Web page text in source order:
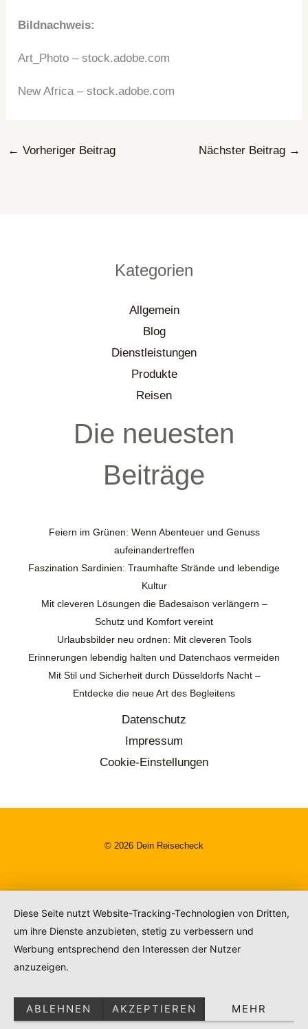
Bildnachweis:
Art_Photo – stock.adobe.com
New Africa – stock.adobe.com
← Vorheriger Beitrag Nächster Beitrag →
Kategorien
Allgemein
Blog
Dienstleistungen
Produkte
Reisen
Die neuesten
Beiträge
Feiern im Grünen: Wenn Abenteuer und Genuss
aufeinandertreffen
Faszination Sardinien: Traumhafte Strände und lebendige
Kultur
Mit cleveren Lösungen die Badesaison verlängern –
Schutz und Komfort vereint
Urlaubsbilder neu ordnen: Mit cleveren Tools
Erinnerungen lebendig halten und Datenchaos vermeiden
Mit Stil und Sicherheit durch Düsseldorfs Nacht –
Entdecke die neue Art des Begleitens
Datenschutz
Impressum
Cookie-Einstellungen
© 2026 Dein Reisecheck
Diese Seite nutzt Website-Tracking-Technologien von Dritten,
um ihre Dienste anzubieten, stetig zu verbessern und
Werbung entsprechend den Interessen der Nutzer
anzuzeigen.
ABLEHNEN AKZEPTIEREN MEHR